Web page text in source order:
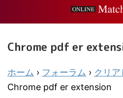
Chrome pdf er
ホーム › フォーラム › クリア
Chrome pdf er extension